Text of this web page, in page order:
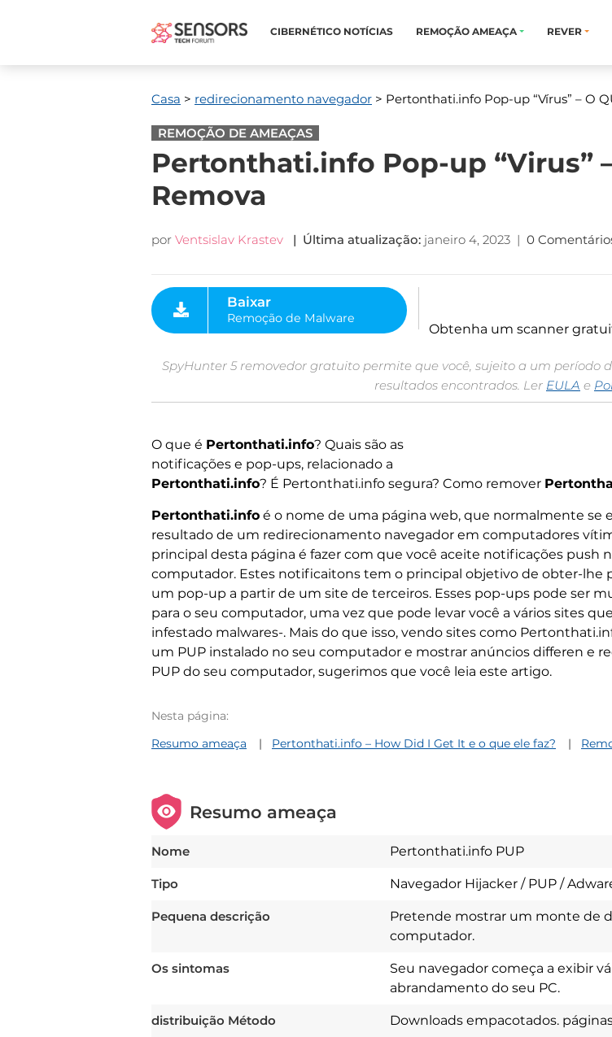
CIBERNÉTICO NOTÍCIAS REMOÇÃO AMEAÇA REVER
Casa > redirecionamento navegador > Pertonthati.info Pop-up “Vírus” – O
REMOÇÃO DE AMEAÇAS
Pertonthati.info Pop-up “Virus” –
Remova
por Ventsislav Krastev | Última atualização: janeiro 4, 2023 | 0
Remoção de Malware
Ferramenta
Obtenha um scanner
SpyHunter 5 removedor gratuito permite que você, sujeito a um período
resultados encontrados. Ler EULA e
O que é Pertonthati.info? Quais são as
notificações e pop-ups, relacionado a
Pertonthati.info? É Pertonthati.info segura? Como remover
Pertonthati.info é o nome de uma página web, que normalmente se
resultado de um redirecionamento navegador em computadores
principal desta página é fazer com que você aceite notificações push
computador. Estes notificaitons tem o principal objetivo de obter-lhe
um pop-up a partir de um site de terceiros. Esses pop-ups pode ser
para o seu computador, uma vez que pode levar você a vários sites
infestado malwares-. Mais do que isso, vendo sites como
um PUP instalado no seu computador e mostrar anúncios differen e
PUP do seu computador, sugerimos que você leia este artigo.
Nesta página:
Resumo ameaça
Pertonthati.info – How Did I Get It e o que ele faz?
Resumo ameaça
Nome Pertonthati.info PUP
Tipo Navegador Hijacker / PUP /
Pequena descrição
Pretende mostrar um monte de
computador.
Os sintomas
Seu navegador começa a exibir
abrandamento do seu PC.
distribuição Método Downloads empacotados.
Download